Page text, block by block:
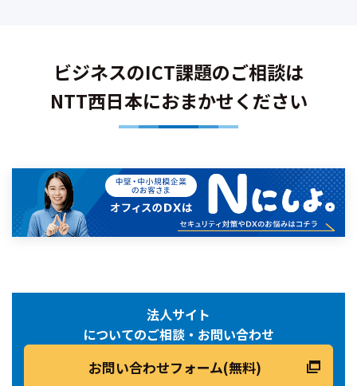
ビジネスのICT課題のご相談は
NTT西日本におまかせください
法人サイト
についてのご相談・お問い合わせ
お問い合わせフォーム(無料)